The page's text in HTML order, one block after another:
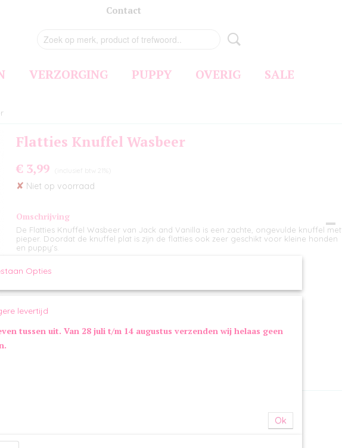
Contact
VERZORGING PUPPY OVERIG SALE
Flatties Knuffel Wasbeer
€ 3,99 (inclusief btw 21%)
✘ Niet op voorraad
Omschrijving
De Flatties Knuffel Wasbeer van Jack and Vanilla is een zachte, ongevulde knuffel met
pieper. Doordat de knuffel plat is zijn de flatties ook zeer geschikt voor kleine honden
en puppy's.
Maatinformatie Flatties Wasbeer:
18 cm
Extra informatie:
Ongevuld met pieper
Kleur:
Opties
levertijd
tussen uit. Van 28 juli t/m 14 augustus verzenden wij helaas geen
Ok